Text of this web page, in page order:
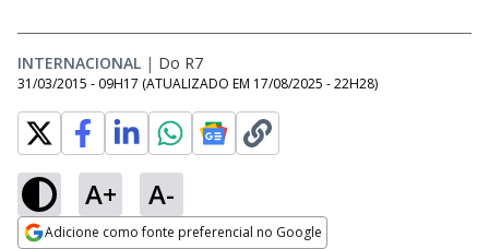
INTERNACIONAL | Do R7
31/03/2015 - 09H17 (ATUALIZADO EM 17/08/2025 - 22H28)
A+ A-
Adicione como fonte preferencial no Google